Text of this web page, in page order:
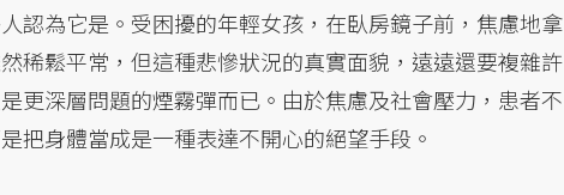
認為它是。受困擾的年輕女孩，在臥房鏡子前，焦慮地拿
稀鬆平常，但這種悲慘狀況的真實面貌，遠遠還要複雜許
更深層問題的煙霧彈而已。由於焦慮及社會壓力，患者不
把身體當成是一種表達不開心的絕望手段。